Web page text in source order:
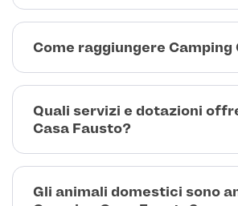
Come raggiungere Camping
Quali servizi e dotazioni
Casa Fausto?
Gli animali domestici sono